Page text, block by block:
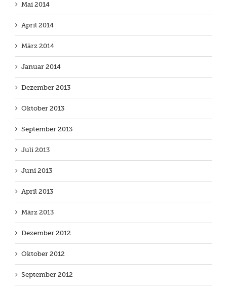
Mai 2014
April 2014
März 2014
Januar 2014
Dezember 2013
Oktober 2013
September 2013
Juli 2013
Juni 2013
April 2013
März 2013
Dezember 2012
Oktober 2012
September 2012